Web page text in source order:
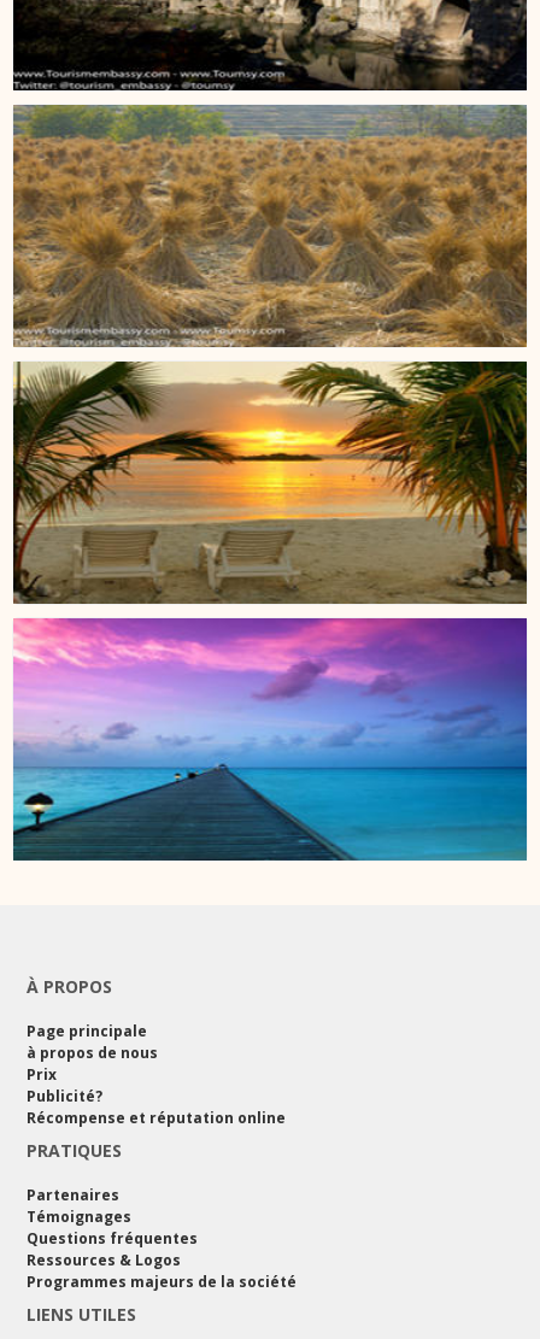
À PROPOS
Page principale
à propos de nous
Prix
Publicité?
Récompense et réputation online
PRATIQUES
Partenaires
Témoignages
Questions fréquentes
Ressources & Logos
Programmes majeurs de la société
LIENS UTILES